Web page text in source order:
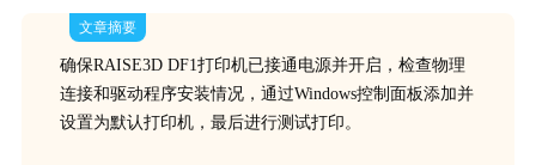
文章摘要
确保RAISE3D DF1打印机已接通电源并开启，检查物理
连接和驱动程序安装情况，通过Windows控制面板添加并
设置为默认打印机，最后进行测试打印。